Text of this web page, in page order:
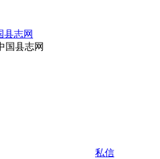
私信